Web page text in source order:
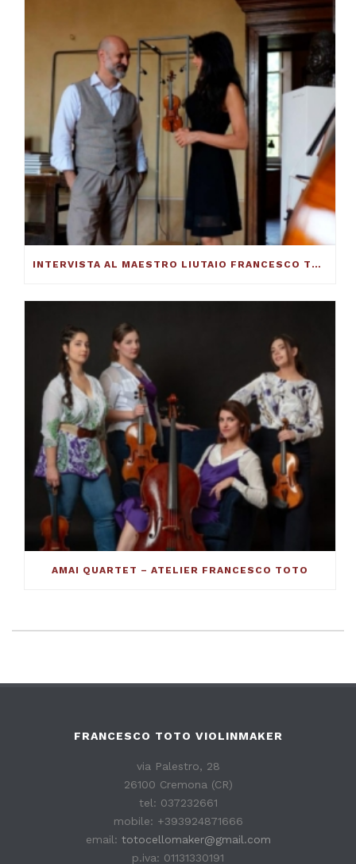
INTERVISTA AL MAESTRO LIUTAIO FRANCESCO TOTO: ECCO COME SI COSTRUISCE UN VIOLINO ECCELLENTE
AMAI QUARTET – ATELIER FRANCESCO TOTO
FRANCESCO TOTO VIOLINMAKER
via Palestro, 28
26100 Cremona (CR)
tel: 037232661
mobile: +393924871666
email: totocellomaker@gmail.com
p.iva: 01131330191